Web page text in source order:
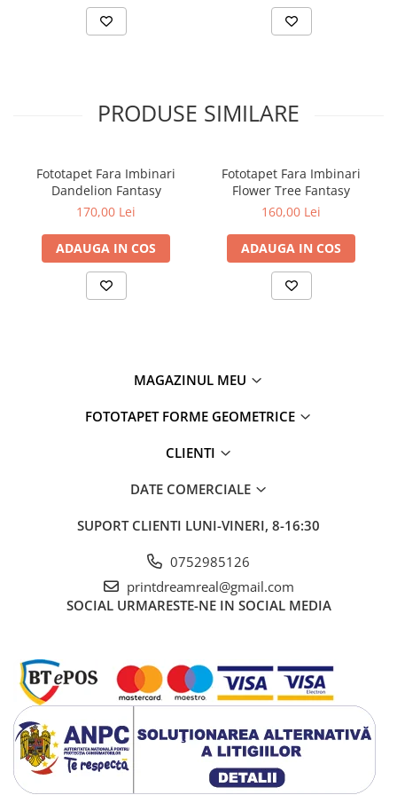
PRODUSE SIMILARE
Fototapet Fara Imbinari
Dandelion Fantasy
170,00 Lei
ADAUGA IN COS
Fototapet Fara Imbinari
Flower Tree Fantasy
160,00 Lei
ADAUGA IN COS
MAGAZINUL MEU
FOTOTAPET FORME GEOMETRICE
CLIENTI
DATE COMERCIALE
SUPORT CLIENTI LUNI-VINERI, 8-16:30
0752985126
printdreamreal@gmail.com
SOCIAL URMARESTE-NE IN SOCIAL MEDIA